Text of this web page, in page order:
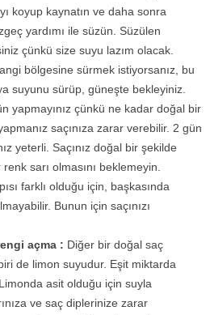
koyup kaynatın ve daha sonra
yardımı ile süzün. Süzülen
çünkü size suyu lazım olacak.
bölgesine sürmek istiyorsanız, bu
suyunu sürüp, güneşte bekleyiniz.
yapmayınız çünkü ne kadar doğal bir
saçınıza zarar verebilir. 2 gün
yeterli. Saçınız doğal bir şekilde
sarı olmasını beklemeyin.
farklı olduğu için, başkasında
Bunun için saçınızı
açma : Diğer bir doğal saç
de limon suyudur. Eşit miktarda
asit olduğu için suyla
ve saç diplerinize zarar